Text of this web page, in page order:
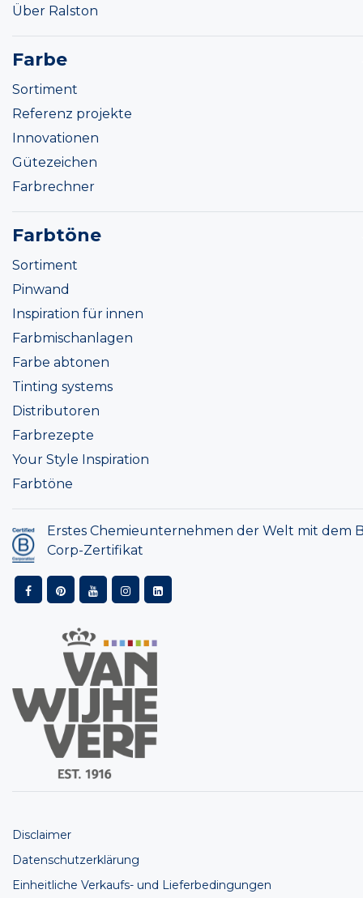
Über Ralston
Farbe
Sortiment
Referenz projekte
Innovationen
Gütezeichen
Farbrechner
Farbtöne
Sortiment
Pinwand
Inspiration für innen
Farbmischanlagen
Farbe abtonen
Tinting systems
Distributoren
Farbrezepte
Your Style Inspiration
Farbtöne
Erstes Chemieunternehmen der Welt mit dem
Corp-Zertifikat
Disclaimer
Datenschutzerklärung
Einheitliche Verkaufs- und Lieferbedingungen